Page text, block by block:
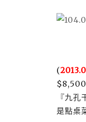
(
$8,500
『九
是點桌